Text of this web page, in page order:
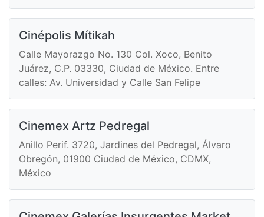
Cinépolis Mítikah
Calle Mayorazgo No. 130 Col. Xoco, Benito
Juárez, C.P. 03330, Ciudad de México. Entre
calles: Av. Universidad y Calle San Felipe
Cinemex Artz Pedregal
Anillo Perif. 3720, Jardines del Pedregal, Álvaro
Obregón, 01900 Ciudad de México, CDMX,
México